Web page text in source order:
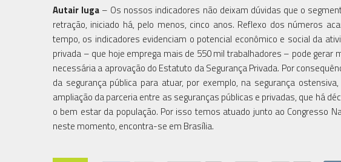
Autair Iuga – Os nossos indicadores não deixam dúvidas que o
retração, iniciado há, pelo menos, cinco anos. Reflexo dos números
tempo, os indicadores evidenciam o potencial econômico e social da
privada – que hoje emprega mais de 550 mil trabalhadores – pode gerar
necessária a aprovação do Estatuto da Segurança Privada. Por
da segurança pública para atuar, por exemplo, na segurança
ampliação da parceria entre as seguranças públicas e privadas, que há
o bem estar da população. Por isso temos atuado junto ao Congresso
neste momento, encontra-se em Brasília.